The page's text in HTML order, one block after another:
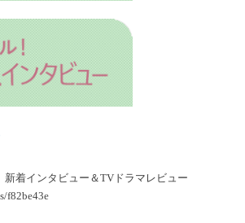
新着インタビュー＆TVドラマレビュー
f82be43e